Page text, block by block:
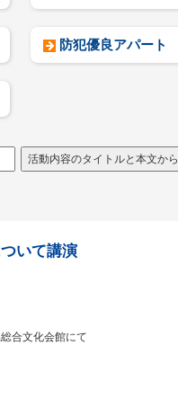
防犯優良アパート
いて講演
合文化会館にて